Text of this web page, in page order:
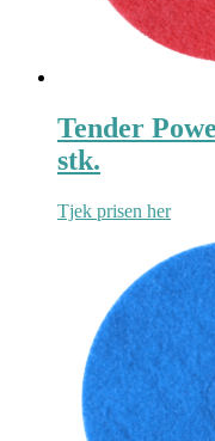
Tender
stk.
Tjek prisen her